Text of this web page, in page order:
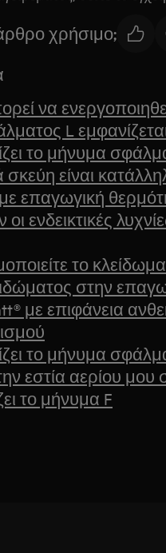
χρήσιμο;
να
L
το μήνυμα
σκεύη είναι
επαγωγική
ενδεικτικές
το
στην
με επιφάνεια
το μήνυμα
εστία αερίου μου
το μήνυμα F